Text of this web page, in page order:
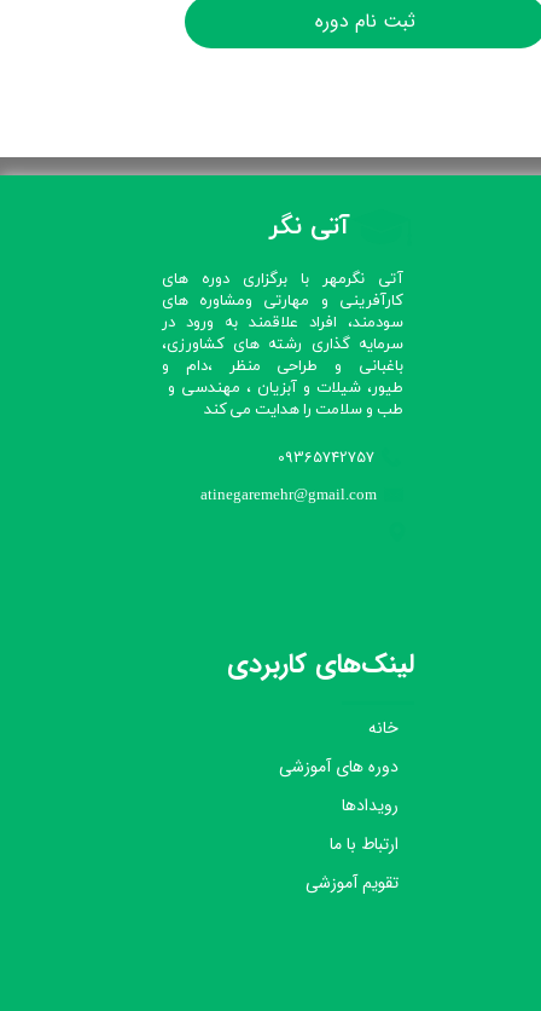
ثبت نام دوره
آتی نگر
آتی نگرمهر با برگزاری دوره های
کارآفرینی و مهارتی ومشاوره های
سودمند، افراد علاقمند به ورود در
سرمایه گذاری رشته های کشاورزی،
باغبانی و طراحی منظر ،دام و
طیور، شیلات و آبزیان ، مهندسی و
طب و سلامت را هدایت می کند​​​​​​​
09365742757
atinegaremehr@gmail.com
لینک‌های کاربردی
خانه
دوره های آموزشی
رویدادها
ارتباط با ما
تقویم آموزشی